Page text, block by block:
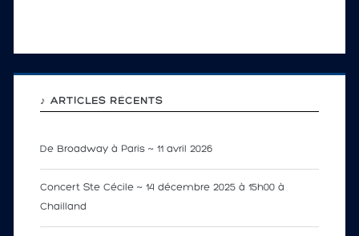
♪ ARTICLES RÉCENTS
De Broadway à Paris ~ 11 avril 2026
Concert Ste Cécile ~ 14 décembre 2025 à 15h00 à
Chailland